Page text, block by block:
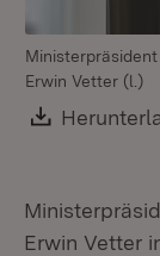
Erwin Vetter (l.)
Erwin Vetter